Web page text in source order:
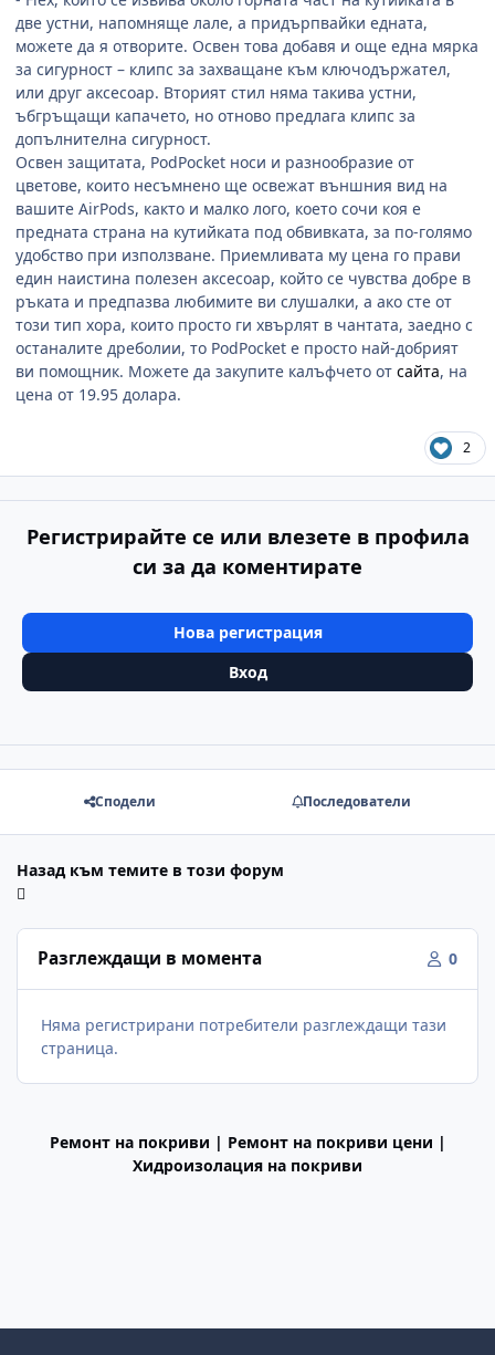
две устни, напомняще лале, а придърпвайки едната,
можете да я отворите. Освен това добавя и още една мярка
за сигурност – клипс за захващане към ключодържател,
или друг аксесоар. Вторият стил няма такива устни,
ъбгръщащи капачето, но отново предлага клипс за
допълнителна сигурност.
Освен защитата, PodPocket носи и разнообразие от
цветове, които несъмнено ще освежат външния вид на
вашите AirPods, както и малко лого, което сочи коя е
предната страна на кутийката под обвивката, за по-голямо
удобство при използване. Приемливата му цена го прави
един наистина полезен аксесоар, който се чувства добре в
ръката и предпазва любимите ви слушалки, а ако сте от
този тип хора, които просто ги хвърлят в чантата, заедно с
останалите дреболии, то PodPocket е просто най-добрият
ви помощник. Можете да закупите калъфчето от сайта, на
цена от 19.95 долара.
2
Регистрирайте се или влезете в профила
си за да коментирате
Нова регистрация
Вход
Сподели Последователи
Назад към темите в този форум
Разглеждащи в момента 0
Няма регистрирани потребители разглеждащи тази
страница.
Ремонт на покриви | Ремонт на покриви цени |
Хидроизолация на покриви